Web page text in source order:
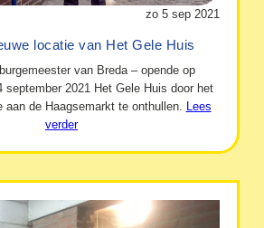
zo 5 sep 2021
locatie van Het Gele Huis
van Breda – opende op
september 2021 Het Gele Huis door het
aan de Haagsemarkt te onthullen. Lees
verder